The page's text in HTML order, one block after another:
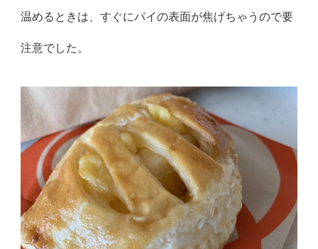
温めるときは、すぐにパイの表面が焦げちゃうので要
注意でした。